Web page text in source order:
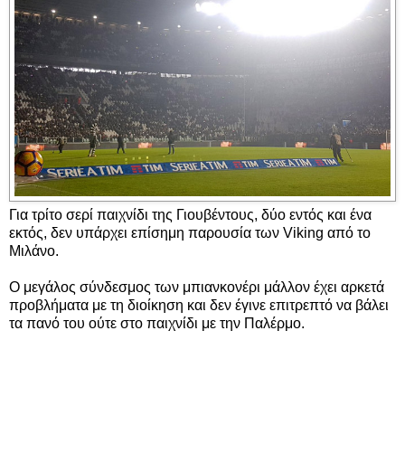
Για τρίτο σερί παιχνίδι της Γιουβέντους, δύο εντός και ένα
εκτός, δεν υπάρχει επίσημη παρουσία των Viking από το
Μιλάνο.
Ο μεγάλος σύνδεσμος των μπιανκονέρι μάλλον έχει αρκετά
προβλήματα με τη διοίκηση και δεν έγινε επιτρεπτό να βάλει
τα πανό του ούτε στο παιχνίδι με την Παλέρμο.